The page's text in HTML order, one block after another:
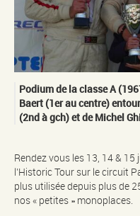
Podium de la classe A
Baert (1er au centre)
(2nd à gch) et de Michel
Rendez vous les 13, 14 &
l’Historic Tour sur le circuit
plus utilisée depuis plus de
nos « petites » monoplaces.